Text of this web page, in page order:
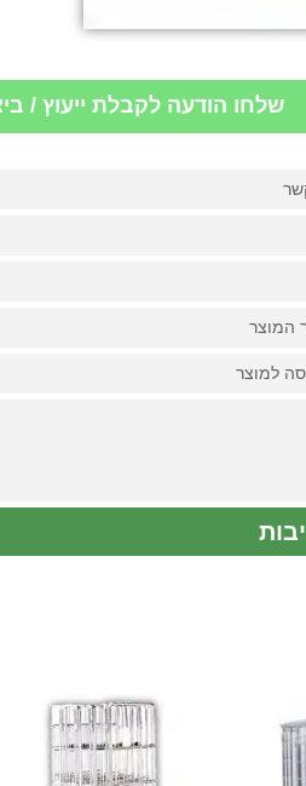
שלחו הודעה לקבלת ייעוץ /